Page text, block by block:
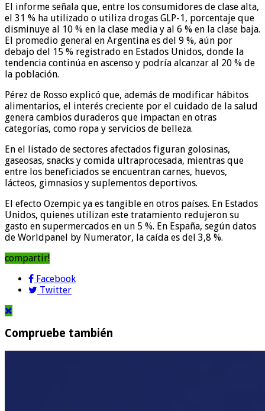
El informe señala que, entre los consumidores de clase alta,
el 31 % ha utilizado o utiliza drogas GLP-1, porcentaje que
disminuye al 10 % en la clase media y al 6 % en la clase baja.
El promedio general en Argentina es del 9 %, aún por
debajo del 15 % registrado en Estados Unidos, donde la
tendencia continúa en ascenso y podría alcanzar al 20 % de
la población.
Pérez de Rosso explicó que, además de modificar hábitos
alimentarios, el interés creciente por el cuidado de la salud
genera cambios duraderos que impactan en otras
categorías, como ropa y servicios de belleza.
En el listado de sectores afectados figuran golosinas,
gaseosas, snacks y comida ultraprocesada, mientras que
entre los beneficiados se encuentran carnes, huevos,
lácteos, gimnasios y suplementos deportivos.
El efecto Ozempic ya es tangible en otros países. En Estados
Unidos, quienes utilizan este tratamiento redujeron su
gasto en supermercados en un 5 %. En España, según datos
de Worldpanel by Numerator, la caída es del 3,8 %.
compartir!
Facebook
Twitter
Compruebe también